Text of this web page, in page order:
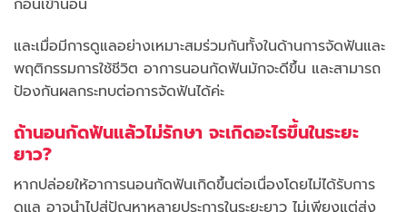
ก่อนเข้านอน
และเมื่อมีการดูแลอย่างเหมาะสมร่วมกันทั้งในด้านการจัดฟันและ
พฤติกรรมการใช้ชีวิต อาการนอนกัดฟันมักจะดีขึ้น และสามารถ
ป้องกันผลกระทบต่อการจัดฟันได้ค่ะ
ถ้านอนกัดฟันแล้วไม่รักษา จะเกิดอะไรขึ้นในระยะ
ยาว?
หากปล่อยให้อาการนอนกัดฟันเกิดขึ้นต่อเนื่องโดยไม่ได้รับการ